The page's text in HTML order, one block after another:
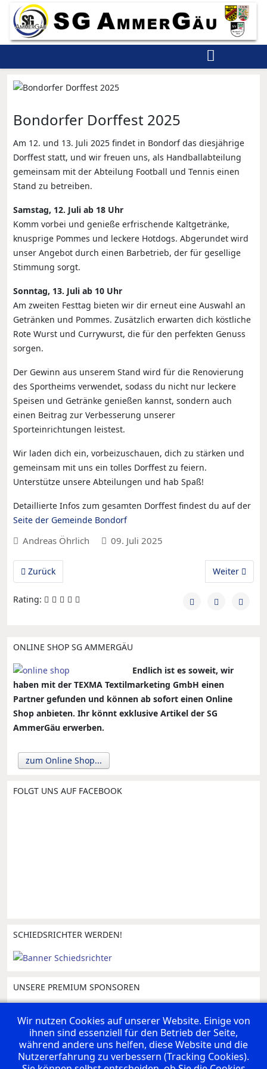
Bondorfer Dorffest 2025
Am 12. und 13. Juli 2025 findet in Bondorf das diesjährige
Dorffest statt, und wir freuen uns, als Handballabteilung
gemeinsam mit der Abteilung Football und Tennis einen
Stand zu betreiben.
Samstag, 12. Juli ab 18 Uhr
Komm vorbei und genieße erfrischende Kaltgetränke,
knusprige Pommes und leckere Hotdogs. Abgerundet wird
unser Angebot durch einen Barbetrieb, der für gesellige
Stimmung sorgt.
Sonntag, 13. Juli ab 10 Uhr
Am zweiten Festtag bieten wir dir erneut eine Auswahl an
Getränken und Pommes. Zusätzlich erwarten dich köstliche
Rote Wurst und Currywurst, die für den perfekten Genuss
sorgen.
Der Gewinn aus unserem Stand wird für die Renovierung
des Sportheims verwendet, sodass du nicht nur leckere
Speisen und Getränke genießen kannst, sondern auch
einen Beitrag zur Verbesserung unserer
Sporteinrichtungen leistest.
Wir laden dich ein, vorbeizuschauen, dich zu stärken und
gemeinsam mit uns ein tolles Dorffest zu feiern.
Unterstütze unsere Abteilungen und hab Spaß!
Detaillierte Infos zum gesamten Dorffest findest du auf der
Seite der Gemeinde Bondorf
Andreas Öhrlich 09. Juli 2025
Vorheriger Beitrag: Bildergalerie Beachturnier 2025
Zurück Nächster
Weiter
Rating:
ONLINE SHOP SG AMMERGÄU
Endlich ist es soweit, wir
haben mit der TEXMA Textilmarketing GmbH einen
Partner gefunden und können ab sofort einen Online
Shop anbieten. Ihr könnt exklusive Artikel der SG
AmmerGäu erwerben.
zum Online Shop...
FOLGT UNS AUF FACEBOOK
SCHIEDSRICHTER WERDEN!
UNSERE PREMIUM SPONSOREN
Wir nutzen Cookies auf unserer Website. Einige von
ihnen sind essenziell für den Betrieb der Seite,
während andere uns helfen, diese Website und die
Nutzererfahrung zu verbessern (Tracking Cookies).